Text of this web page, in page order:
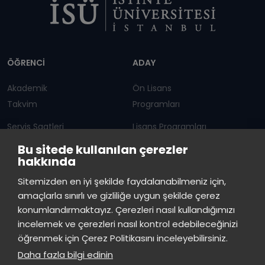
Bu sitede kullanılan çerezler
hakkında
Sitemizden en iyi şekilde faydalanabilmeniz için,
amaçlarla sınırlı ve gizliliğe uygun şekilde çerez
konumlandırmaktayız. Çerezleri nasıl kullandığımızı
incelemek ve çerezleri nasıl kontrol edebileceğinizi
öğrenmek için Çerez Politikasını inceleyebilirsiniz.
Daha fazla bilgi edinin
ÖĞRENCİ
Akademik
Takvim
Servis Saatleri
Duyurular
ADAY
Ön Lisans
Programları
Lisans Programları
Lisansüstü
İSTİNYE
Basın
Kiti
İhaleler İstinye Post Kampüslerimiz
çevrimiçi
İstinye Üniversitesi
Merhaba! Size nasıl yardımcı
olabilirim?